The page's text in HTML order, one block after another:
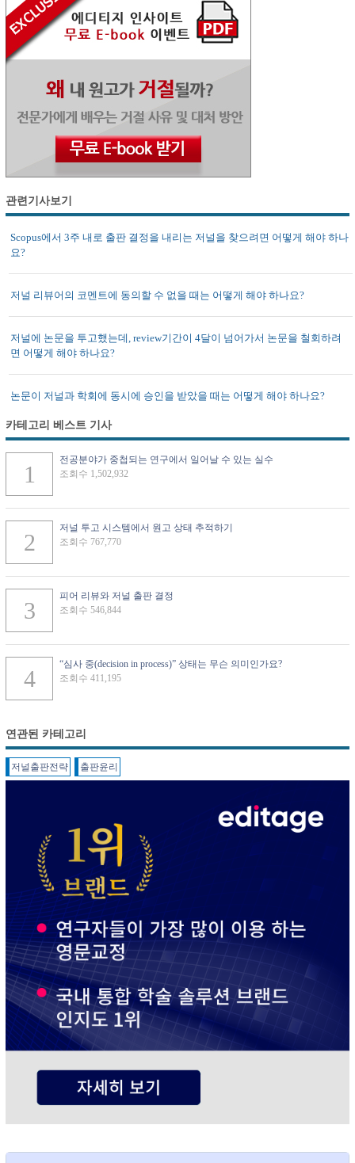
관련기사보기
Scopus에서 3주 내로 출판 결정을 내리는 저널을 찾으려면 어떻게 해야 하나
요?
저널 리뷰어의 코멘트에 동의할 수 없을 때는 어떻게 해야 하나요?
저널에 논문을 투고했는데, review기간이 4달이 넘어가서 논문을 철회하려
면 어떻게 해야 하나요?
논문이 저널과 학회에 동시에 승인을 받았을 때는 어떻게 해야 하나요?
카테고리 베스트 기사
전공분야가 중첩되는 연구에서 일어날 수 있는 실수
조회수 1,502,932
저널 투고 시스템에서 원고 상태 추적하기
조회수 767,770
피어 리뷰와 저널 출판 결정
조회수 546,844
“심사 중(decision in process)” 상태는 무슨 의미인가요?
조회수 411,195
연관된 카테고리
저널출판전략 출판윤리